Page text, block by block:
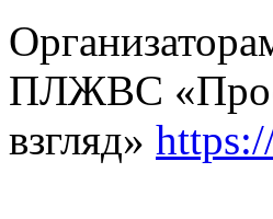
ПЛЖВС
взгляд»